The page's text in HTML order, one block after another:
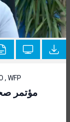
, WFP
مؤتمر صحفي